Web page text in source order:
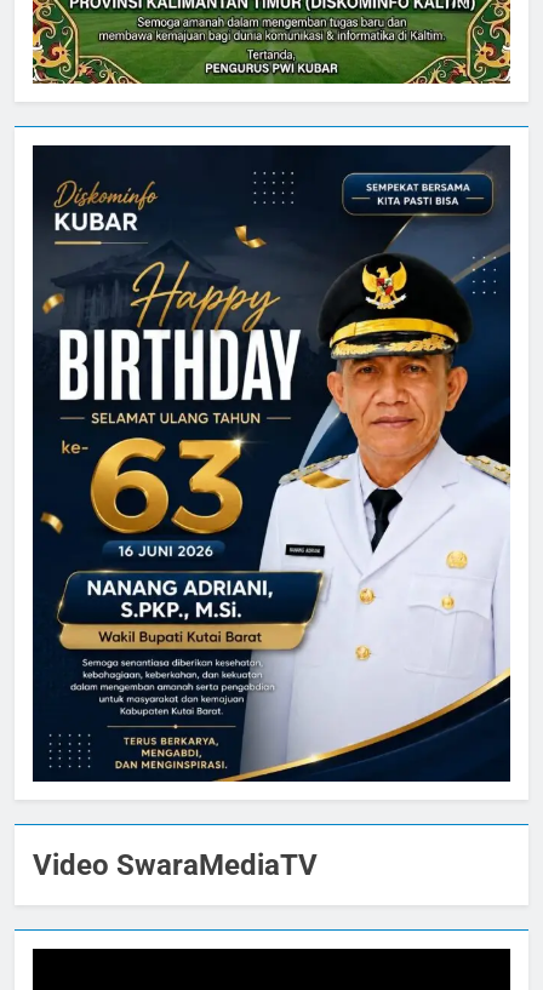
Video SwaraMediaTV